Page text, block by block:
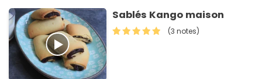
Sablés Kango maison
(3 notes)